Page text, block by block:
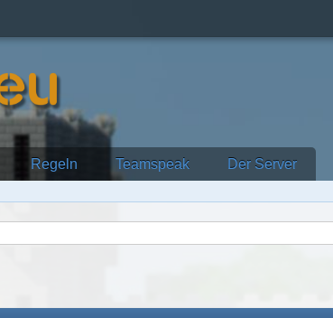
Regeln Teamspeak Der Server